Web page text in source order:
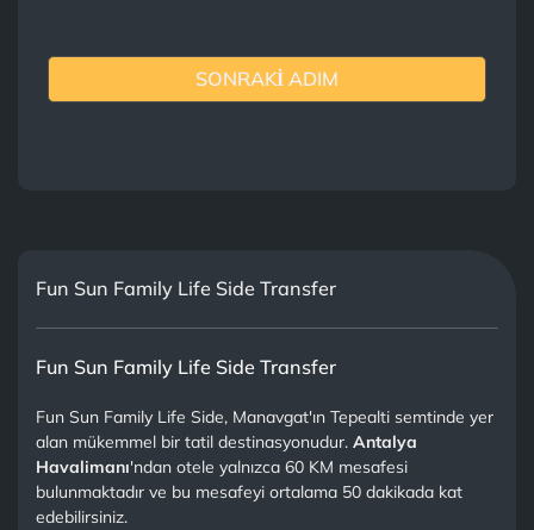
SONRAKİ ADIM
Fun Sun Family Life Side Transfer
Fun Sun Family Life Side Transfer
Fun Sun Family Life Side, Manavgat'ın Tepealti semtinde yer
alan mükemmel bir tatil destinasyonudur.Antalya
Havalimanı'ndan otele yalnızca 60 KM mesafesi
bulunmaktadır ve bu mesafeyi ortalama 50 dakikada kat
edebilirsiniz.